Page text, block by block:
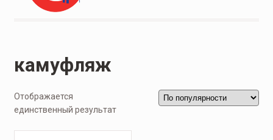
камуфляж
Отображается
единственный результат